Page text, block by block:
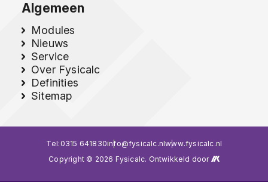
Algemeen
Modules
Nieuws
Service
Over Fysicalc
Definities
Sitemap
Tel: 0315 641830info@fysicalc.nlwww.fysicalc.nl
Copyright © 2026 Fysicalc. Ontwikkeld door